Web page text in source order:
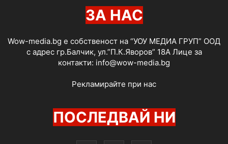
ЗА НАС
Wow-media.bg е собственост на “УОУ МЕДИА ГРУП” ООД
с адрес гр.Балчик, ул.”П.К.Яворов” 18А Лице за
контакти: info@wow-media.bg
Рекламирайте при нас
ПОСЛЕДВАЙ НИ